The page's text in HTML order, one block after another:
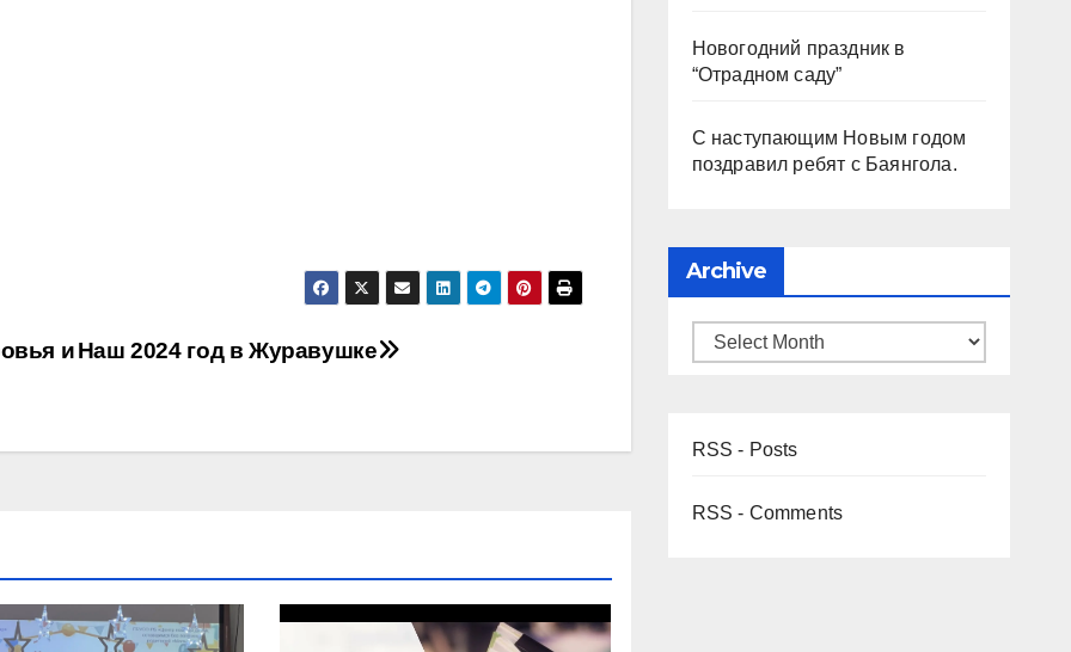
Наш 2024 год в Журавушке
и
Новогодний праздник в
“Отрадном саду”
С наступающим Новым годом
поздравил ребят с Баянгола.
Archive
RSS - Posts
RSS - Comments